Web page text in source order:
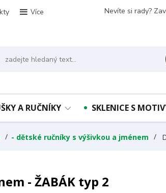
Více Nevíte si rady?
A RUČNÍKY SKLENICE S
- dětské ručníky s výšivkou a jménem
- ŽABÁK typ 2